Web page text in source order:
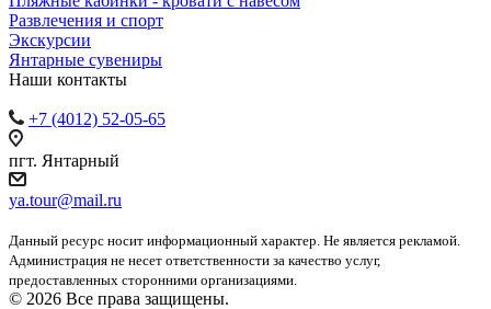
Развлечения и спорт
Экскурсии
Янтарные сувениры
Наши контакты
+7 (4012) 52-05-65
пгт. Янтарный
ya.tour@mail.ru
Данный ресурс носит информационный характер. Не является рекламой.
Администрация не несет ответственности за качество услуг,
предоставленных сторонними организациями.
© 2026 Все права защищены.